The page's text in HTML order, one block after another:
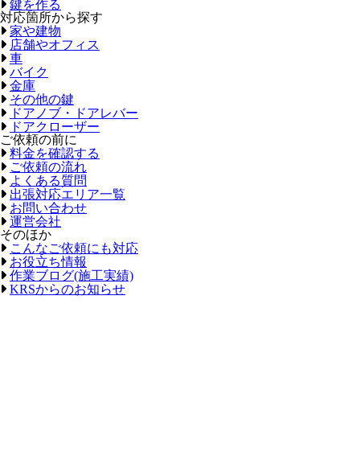
鍵を作る
対応箇所から探す
家や建物
店舗やオフィス
車
バイク
金庫
その他の鍵
ドアノブ・ドアレバー
ドアクローザー
ご依頼の前に
料金を確認する
ご依頼の流れ
よくある質問
出張対応エリア一覧
お問い合わせ
運営会社
そのほか
こんなご依頼にも対応
お役立ち情報
作業ブログ(施工実績)
KRSからのお知らせ